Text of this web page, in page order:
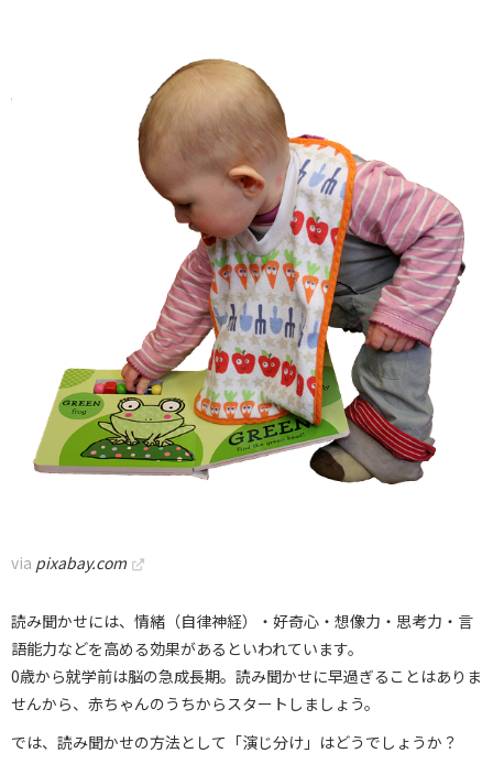
via pixabay.com
読み聞かせには、情緒（自律神経）・好奇心・想像力・思考力・言
語能力などを高める効果があるといわれています。
0歳から就学前は脳の急成長期。読み聞かせに早過ぎることはありま
せんから、赤ちゃんのうちからスタートしましょう。
では、読み聞かせの方法として「演じ分け」はどうでしょうか？